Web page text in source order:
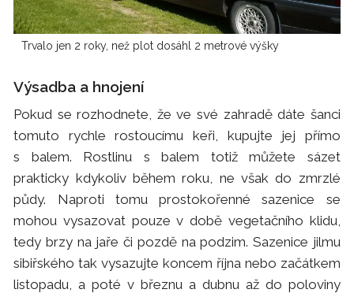
Trvalo jen 2 roky, než plot dosáhl 2 metrové výšky
Výsadba a hnojení
Pokud se rozhodnete, že ve své zahradě dáte šanci
tomuto rychle rostoucímu keři, kupujte jej přímo
s balem. Rostlinu s balem totiž můžete sázet
prakticky kdykoliv během roku, ne však do zmrzlé
půdy. Naproti tomu prostokořenné sazenice se
mohou vysazovat pouze v době vegetačního klidu,
tedy brzy na jaře či pozdě na podzim. Sazenice jilmu
sibiřského tak vysazujte koncem října nebo začátkem
listopadu, a poté v březnu a dubnu až do poloviny